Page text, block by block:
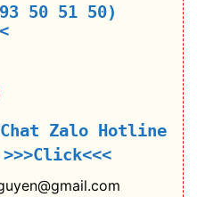
50 51 50)
Zalo Hotline
>>>Click<<<